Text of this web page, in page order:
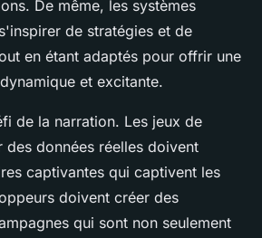
De même, les systèmes
de stratégies et de
en étant adaptés pour offrir une
et excitante.
de la narration. Les jeux de
des données réelles doivent
captivantes qui captivent les
doivent créer des
qui sont non seulement